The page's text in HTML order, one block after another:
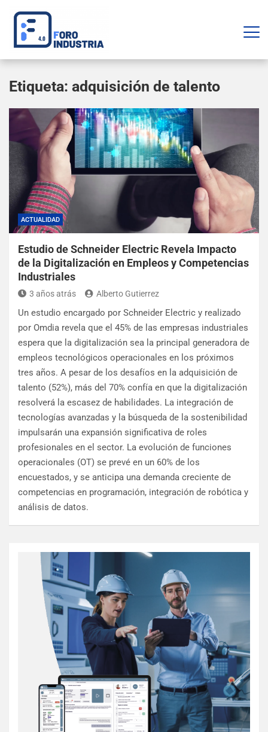
Etiqueta: adquisición de talento
ACTUALIDAD
Estudio de Schneider Electric Revela Impacto
de la Digitalización en Empleos y Competencias
Industriales
3 años atrás Alberto Gutierrez
Un estudio encargado por Schneider Electric y realizado
por Omdia revela que el 45% de las empresas industriales
espera que la digitalización sea la principal generadora de
empleos tecnológicos operacionales en los próximos
tres años. A pesar de los desafíos en la adquisición de
talento (52%), más del 70% confía en que la digitalización
resolverá la escasez de habilidades. La integración de
tecnologías avanzadas y la búsqueda de la sostenibilidad
impulsarán una expansión significativa de roles
profesionales en el sector. La evolución de funciones
operacionales (OT) se prevé en un 60% de los
encuestados, y se anticipa una demanda creciente de
competencias en programación, integración de robótica y
análisis de datos.